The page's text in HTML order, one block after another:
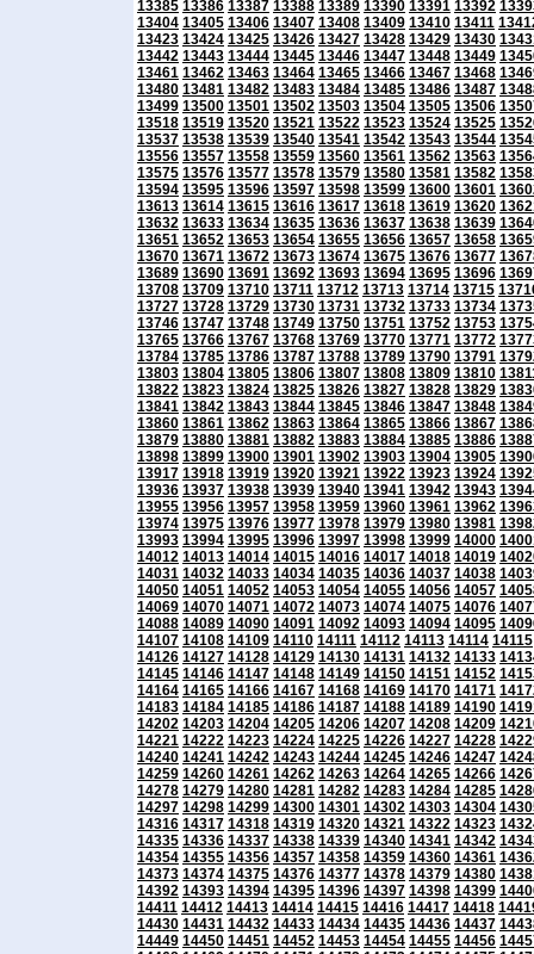
13385 13386 13387 13388 13389 13390 13391 13392
13404 13405 13406 13407 13408 13409 13410 13411
13423 13424 13425 13426 13427 13428 13429 13430
13442 13443 13444 13445 13446 13447 13448 13449
13461 13462 13463 13464 13465 13466 13467 13468
13480 13481 13482 13483 13484 13485 13486 13487
13499 13500 13501 13502 13503 13504 13505 13506
13518 13519 13520 13521 13522 13523 13524 13525
13537 13538 13539 13540 13541 13542 13543 13544
13556 13557 13558 13559 13560 13561 13562 13563
13575 13576 13577 13578 13579 13580 13581 13582
13594 13595 13596 13597 13598 13599 13600 13601
13613 13614 13615 13616 13617 13618 13619 13620
13632 13633 13634 13635 13636 13637 13638 13639
13651 13652 13653 13654 13655 13656 13657 13658
13670 13671 13672 13673 13674 13675 13676 13677
13689 13690 13691 13692 13693 13694 13695 13696
13708 13709 13710 13711 13712 13713 13714 13715
13727 13728 13729 13730 13731 13732 13733 13734
13746 13747 13748 13749 13750 13751 13752 13753
13765 13766 13767 13768 13769 13770 13771 13772
13784 13785 13786 13787 13788 13789 13790 13791
13803 13804 13805 13806 13807 13808 13809 13810
13822 13823 13824 13825 13826 13827 13828 13829
13841 13842 13843 13844 13845 13846 13847 13848
13860 13861 13862 13863 13864 13865 13866 13867
13879 13880 13881 13882 13883 13884 13885 13886
13898 13899 13900 13901 13902 13903 13904 13905
13917 13918 13919 13920 13921 13922 13923 13924
13936 13937 13938 13939 13940 13941 13942 13943
13955 13956 13957 13958 13959 13960 13961 13962
13974 13975 13976 13977 13978 13979 13980 13981
13993 13994 13995 13996 13997 13998 13999 14000
14012 14013 14014 14015 14016 14017 14018 14019
14031 14032 14033 14034 14035 14036 14037 14038
14050 14051 14052 14053 14054 14055 14056 14057
14069 14070 14071 14072 14073 14074 14075 14076
14088 14089 14090 14091 14092 14093 14094 14095
14107 14108 14109 14110 14111 14112 14113 14114 14115
14126 14127 14128 14129 14130 14131 14132 14133
14145 14146 14147 14148 14149 14150 14151 14152
14164 14165 14166 14167 14168 14169 14170 14171
14183 14184 14185 14186 14187 14188 14189 14190
14202 14203 14204 14205 14206 14207 14208 14209
14221 14222 14223 14224 14225 14226 14227 14228
14240 14241 14242 14243 14244 14245 14246 14247
14259 14260 14261 14262 14263 14264 14265 14266
14278 14279 14280 14281 14282 14283 14284 14285
14297 14298 14299 14300 14301 14302 14303 14304
14316 14317 14318 14319 14320 14321 14322 14323
14335 14336 14337 14338 14339 14340 14341 14342
14354 14355 14356 14357 14358 14359 14360 14361
14373 14374 14375 14376 14377 14378 14379 14380
14392 14393 14394 14395 14396 14397 14398 14399
14411 14412 14413 14414 14415 14416 14417 14418
14430 14431 14432 14433 14434 14435 14436 14437
14449 14450 14451 14452 14453 14454 14455 14456